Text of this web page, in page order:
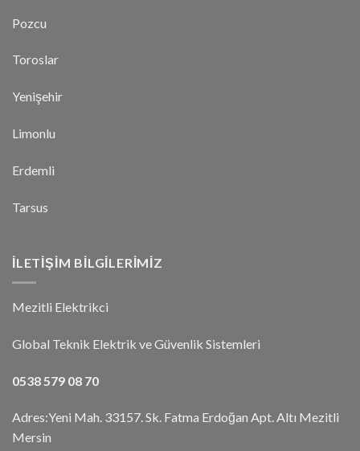
Pozcu
Toroslar
Yenişehir
Limonlu
Erdemli
Tarsus
İLETIŞIM BILGILERIMIZ
Mezitli Elektrikci
Global Teknik Elektrik ve Güvenlik Sistemleri
0538 579 08 70
Adres:Yeni Mah. 33157. Sk. Fatma Erdoğan Apt. Altı Mezitli
Mersin